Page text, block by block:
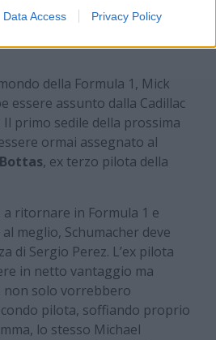
Data Access Privacy Policy
chance che ciò
della Formula 1, Mick
essere assunto dalla Cadillac
primo sedile della prossima
ormai assegnato al
, ex terzo pilota della
ritornare in Formula 1 e
meglio, Schumacher deve
di Sergio Perez. L’ex pilota
in netto vantaggio ma
non solo vorrebbero
pilota, soffiando proprio
lo stesso Michael